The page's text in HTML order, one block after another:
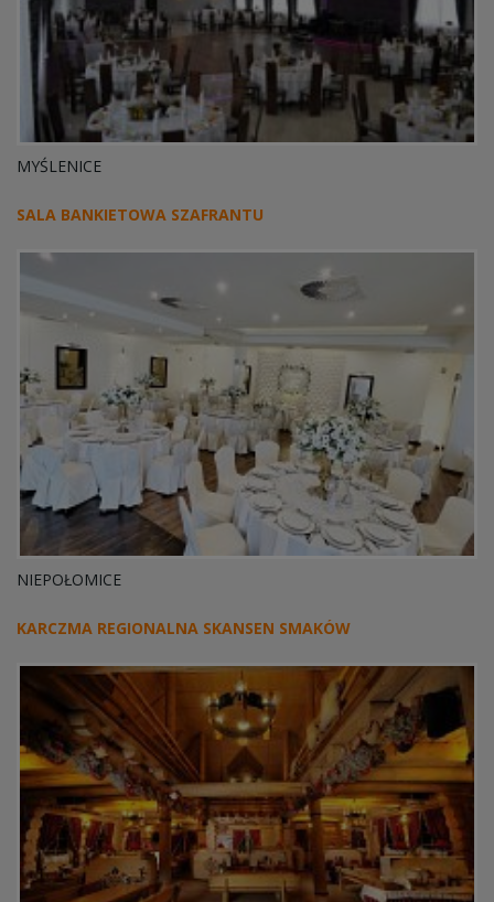
MYŚLENICE
SALA BANKIETOWA SZAFRANTU
NIEPOŁOMICE
KARCZMA REGIONALNA SKANSEN SMAKÓW